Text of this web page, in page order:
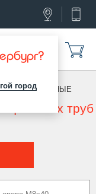
город
/КВАДРАТНЫЕ
труб